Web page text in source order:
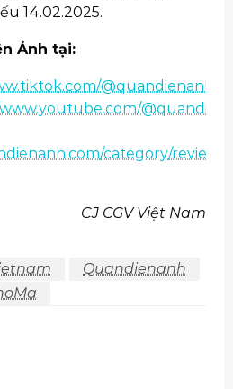
14.02.2025.
Ảnh tại:
@quandienanh
category/review-
CJ CGV Việt Nam
Quandienanh